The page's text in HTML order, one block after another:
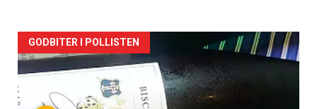
Forsiden
akkurat
GODBITER I POLLISTEN